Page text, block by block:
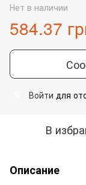
Нет в наличии
584.37
Войти для
В
Описание